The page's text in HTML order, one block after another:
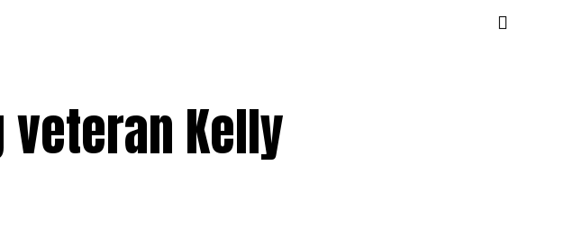
Kelly